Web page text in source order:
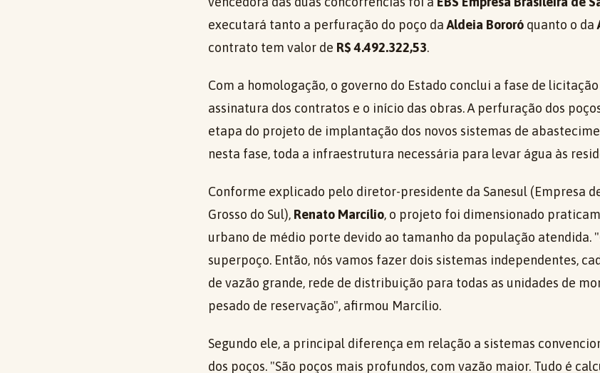
executará tanto a perfuração do poço daAldeia Bororó quanto o da
contrato tem valor de R$ 4.492.322,53.
Com a homologação, o governo do Estado conclui a fase de
assinatura dos contratos e o início das obras. A perfuração dos
etapa do projeto de implantação dos novos sistemas de
nesta fase, toda a infraestrutura necessária para levar água às
Conforme explicado pelo diretor-presidente da Sanesul (Empresa
Grosso do Sul), Renato Marcílio, o projeto foi dimensionado
urbano de médio porte devido ao tamanho da população atendida.
superpoço. Então, nós vamos fazer dois sistemas independentes,
de vazão grande, rede de distribuição para todas as unidades de
pesado de reservação", afirmou Marcílio.
Segundo ele, a principal diferença em relação a sistemas
dos poços. "São poços mais profundos, com vazão maior. Tudo é